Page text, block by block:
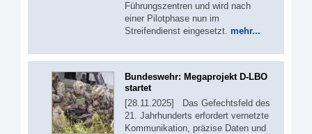
Führungszentren und wird nach
einer Pilotphase nun im
Streifendienst eingesetzt. mehr...
Bundeswehr: Megaprojekt D-LBO
startet
[28.11.2025] Das Gefechtsfeld des
21. Jahrhunderts erfordert vernetzte
Kommunikation, präzise Daten und